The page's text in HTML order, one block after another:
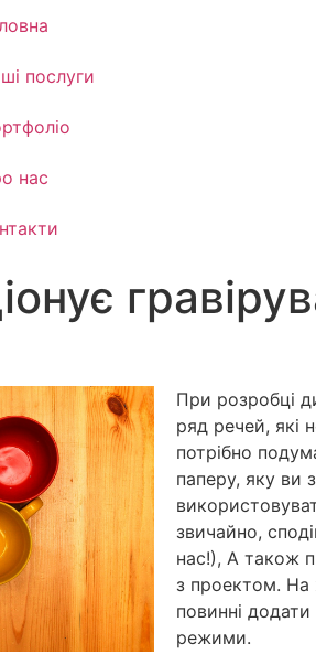
послуги
нас
При розробці
ряд речей, які
потрібно
паперу, яку ви
звичайно,
нас!), А також
з проектом. На
повинні
режими.